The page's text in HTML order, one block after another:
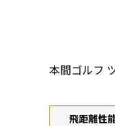
本間ゴルフ
飛距離性